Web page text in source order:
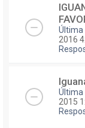
Última
2016
Última
2015